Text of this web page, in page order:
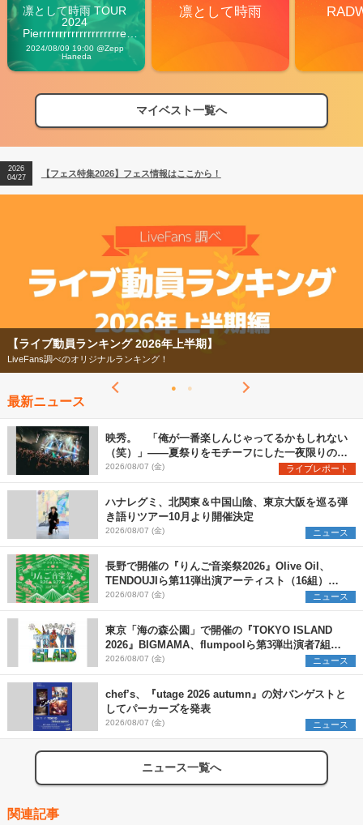
凛として時雨 TOUR
2024
Pierrrrrrrrrrrrrrrrrrrre
Vibes
2024/08/09 19:00 @Zepp
Haneda
凛として時雨
マイベスト一覧へ
【フェス特集2026】フェス情報はここから！
【ライブ動員ランキング】2026年上半期編発表！
2026
04/27
【フェス特集2026】フェス情報はここから！
2026
【ライブ動員ランキング 2026年上半期】
LiveFans調べのオリジナルランキング！
最新ニュース
映秀。 「俺が一番楽しんじゃってるかもしれない
（笑）」――夏祭りをモチーフにした一夜限りのス
ペシャルライブ『色祭』レポート
2026/08/07 (金) ライブレポート
ハナレグミ、北関東＆中国山陰、東京大阪を巡る弾
き語りツアー10月より開催決定
2026/08/07 (金) ニュース
長野で開催の『りんご音楽祭2026』Olive Oil、
TENDOUJIら第11弾出演アーティスト（16組）を
発表
2026/08/07 (金) ニュース
東京「海の森公園」で開催の『TOKYO ISLAND
2026』BIGMAMA、flumpoolら第3弾出演者7組を
発表 ワークショップ・アート出展者を募集
2026/08/07 (金) ニュース
chef’s、『utage 2026 autumn』の対バンゲストと
してパーカーズを発表
2026/08/07 (金) ニュース
ニュース一覧へ
関連記事